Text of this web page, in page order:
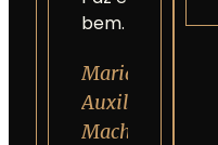
bem.
Maria
Auxiliadora
Machado